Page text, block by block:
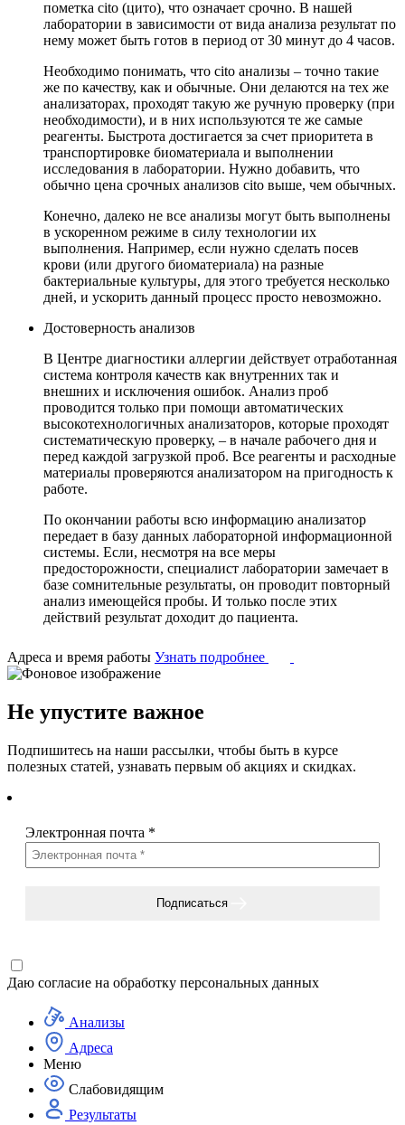
пометка cito (цито), что означает срочно. В нашей
лаборатории в зависимости от вида анализа результат по
нему может быть готов в период от 30 минут до 4 часов.
Необходимо понимать, что cito анализы – точно такие
же по качеству, как и обычные. Они делаются на тех же
анализаторах, проходят такую же ручную проверку (при
необходимости), и в них используются те же самые
реагенты. Быстрота достигается за счет приоритета в
транспортировке биоматериала и выполнении
исследования в лаборатории. Нужно добавить, что
обычно цена срочных анализов cito выше, чем обычных.
Конечно, далеко не все анализы могут быть выполнены
в ускоренном режиме в силу технологии их
выполнения. Например, если нужно сделать посев
крови (или другого биоматериала) на разные
бактериальные культуры, для этого требуется несколько
дней, и ускорить данный процесс просто невозможно.
Достоверность анализов
В Центре диагностики аллергии действует отработанная
система контроля качеств как внутренних так и
внешних и исключения ошибок. Анализ проб
проводится только при помощи автоматических
высокотехнологичных анализаторов, которые проходят
систематическую проверку, – в начале рабочего дня и
перед каждой загрузкой проб. Все реагенты и расходные
материалы проверяются анализатором на пригодность к
работе.
По окончании работы всю информацию анализатор
передает в базу данных лабораторной информационной
системы. Если, несмотря на все меры
предосторожности, специалист лаборатории замечает в
базе сомнительные результаты, он проводит повторный
анализ имеющейся пробы. И только после этих
действий результат доходит до пациента.
Адреса и время работы Узнать подробнее
Не упустите важное
Подпишитесь на наши рассылки, чтобы быть в курсе
полезных статей, узнавать первым об акциях и скидках.
Электронная почта *
Подписаться
Даю согласие на обработку персональных данных
Анализы
Адреса
Меню
Слабовидящим
Результаты